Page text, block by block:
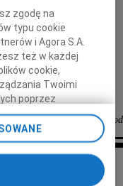
składamy
współczucia
koledzy z firmy Scanwood
zgodę na
typu cookie
i Agora S.A.
też w każdej
cookie,
Twoimi
poprzez
stopce serwisu i
jest także za